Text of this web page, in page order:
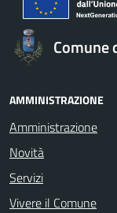
Comune
AMMINISTRAZIONE
Amministrazione
Novità
Servizi
Vivere il Comune